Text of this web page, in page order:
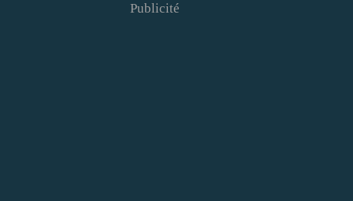
Publicité